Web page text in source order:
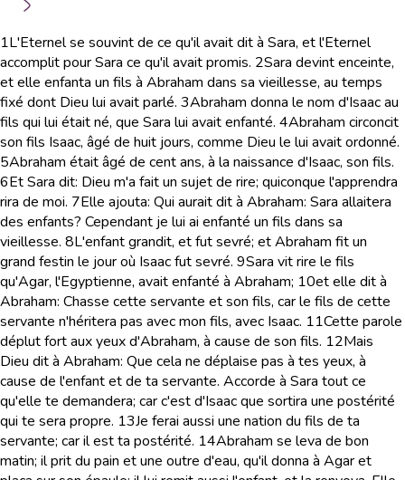
1L'Eternel se souvint de ce qu'il avait dit à Sara, et l'Eternel
accomplit pour Sara ce qu'il avait promis. 2Sara devint enceinte,
et elle enfanta un fils à Abraham dans sa vieillesse, au temps
fixé dont Dieu lui avait parlé. 3Abraham donna le nom d'Isaac au
fils qui lui était né, que Sara lui avait enfanté. 4Abraham circoncit
son fils Isaac, âgé de huit jours, comme Dieu le lui avait ordonné.
5Abraham était âgé de cent ans, à la naissance d'Isaac, son fils.
6Et Sara dit: Dieu m'a fait un sujet de rire; quiconque l'apprendra
rira de moi. 7Elle ajouta: Qui aurait dit à Abraham: Sara allaitera
des enfants? Cependant je lui ai enfanté un fils dans sa
vieillesse. 8L'enfant grandit, et fut sevré; et Abraham fit un
grand festin le jour où Isaac fut sevré. 9Sara vit rire le fils
qu'Agar, l'Egyptienne, avait enfanté à Abraham; 10et elle dit à
Abraham: Chasse cette servante et son fils, car le fils de cette
servante n'héritera pas avec mon fils, avec Isaac. 11Cette parole
déplut fort aux yeux d'Abraham, à cause de son fils. 12Mais
Dieu dit à Abraham: Que cela ne déplaise pas à tes yeux, à
cause de l'enfant et de ta servante. Accorde à Sara tout ce
qu'elle te demandera; car c'est d'Isaac que sortira une postérité
qui te sera propre. 13Je ferai aussi une nation du fils de ta
servante; car il est ta postérité. 14Abraham se leva de bon
matin; il prit du pain et une outre d'eau, qu'il donna à Agar et